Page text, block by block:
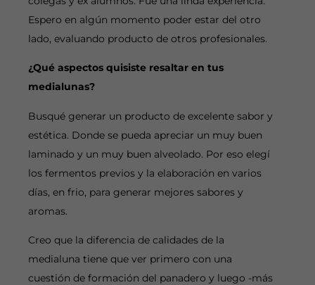
Espero en algún momento poder estar del otro
lado, evaluando producto de otros profesionales.
¿Qué aspectos quisiste resaltar en tus
medialunas?
Busqué generar un producto de excelente sabor y
estética. Donde se pueda apreciar un muy buen
laminado y un muy buen alveolado. Por eso elegí
los fermentos previos y la elaboración en varios
días, en frio, para generar mejores sabores y
aromas.
Creo que la diferencia de calidades de la
medialuna tiene que ver primero con una
cuestión de formación del panadero y luego -más